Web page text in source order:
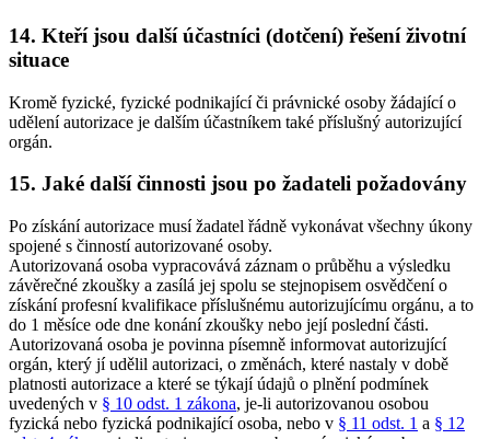
14. Kteří jsou další účastníci (dotčení) řešení životní
situace
Kromě fyzické, fyzické podnikající či právnické osoby žádající o
udělení autorizace je dalším účastníkem také příslušný autorizující
orgán.
15. Jaké další činnosti jsou po žadateli požadovány
Po získání autorizace musí žadatel řádně vykonávat všechny úkony
spojené s činností autorizované osoby.
Autorizovaná osoba vypracovává záznam o průběhu a výsledku
závěrečné zkoušky a zasílá jej spolu se stejnopisem osvědčení o
získání profesní kvalifikace příslušnému autorizujícímu orgánu, a to
do 1 měsíce ode dne konání zkoušky nebo její poslední části.
Autorizovaná osoba je povinna písemně informovat autorizující
orgán, který jí udělil autorizaci, o změnách, které nastaly v době
platnosti autorizace a které se týkají údajů o plnění podmínek
uvedených v § 10 odst. 1 zákona, je-li autorizovanou osobou
fyzická nebo fyzická podnikající osoba, nebo v § 11 odst. 1 a § 12